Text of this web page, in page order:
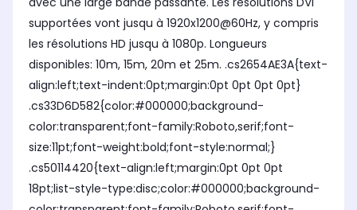
supportées vont jusqu à 1920x1200@60Hz, y compris
les résolutions HD jusqu à 1080p. Longueurs
disponibles: 10m, 15m, 20m et 25m. .cs2654AE3A{text-
align:left;text-indent:0pt;margin:0pt 0pt 0pt 0pt}
.cs33D6D582{color:#000000;background-
color:transparent;font-family:Roboto,serif;font-
size:11pt;font-weight:bold;font-style:normal;}
.cs50114420{text-align:left;margin:0pt 0pt 0pt
18pt;list-style-type:disc;color:#000000;background-